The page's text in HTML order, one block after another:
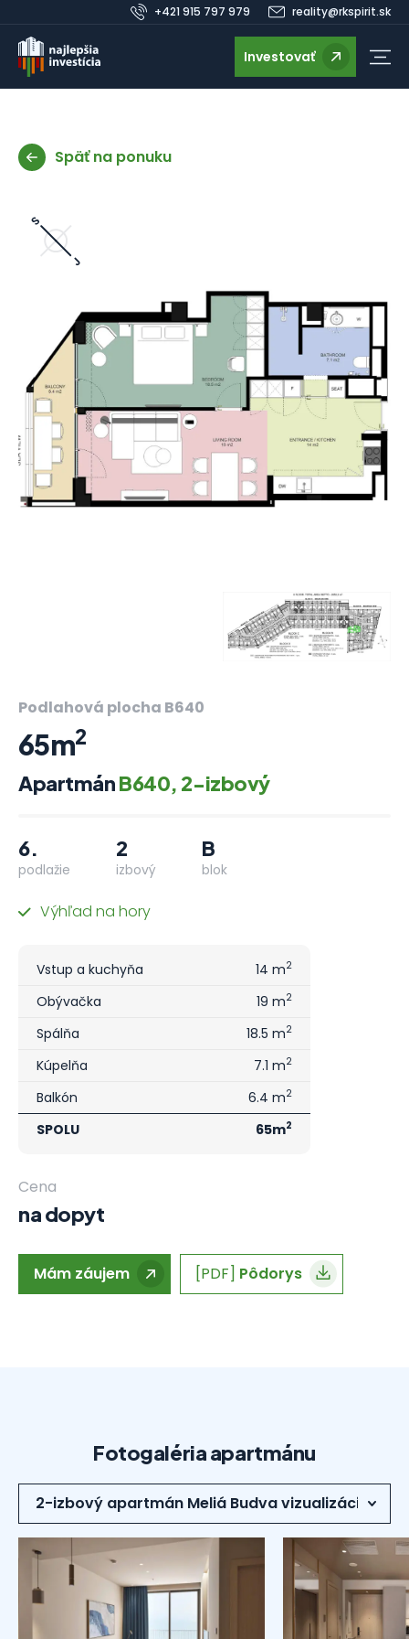
+421 915 797 979 reality@rkspirit.sk
Investovať
Späť na ponuku
Podlahová plocha B640
65m2
ApartmánB640, 2-izbový
6.
podlažie
2
izbový
B
blok
Výhľad na hory
Vstup a kuchyňa 14 m2
Obývačka 19 m2
Spálňa 18.5 m2
Kúpelňa 7.1 m2
Balkón 6.4 m2
SPOLU 65m2
Cena
na dopyt
Mám záujem [PDF] Pôdorys
Fotogaléria apartmánu